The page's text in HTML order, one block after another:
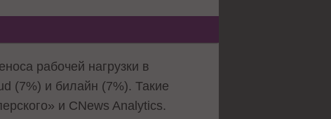
рабочей нагрузки в
(7%) и билайн (7%). Такие
и CNews Analytics.